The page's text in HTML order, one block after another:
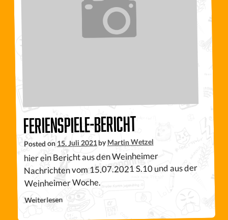
Ferienspiele-Bericht
Posted on 15. Juli 2021byMartin Wetzel
hier ein Bericht aus den Weinheimer
Nachrichten vom 15.07.2021 S.10 und aus der
Weinheimer Woche.
Weiterlesen